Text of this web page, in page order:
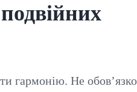
гармонію. Не